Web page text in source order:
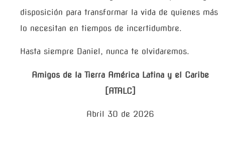
disposición para transformar la vida de quienes más
lo necesitan en tiempos de incertidumbre.
Hasta siempre Daniel, nunca te olvidaremos.
Amigos de la Tierra América Latina y el Caribe
[ATALC]
Abril 30 de 2026